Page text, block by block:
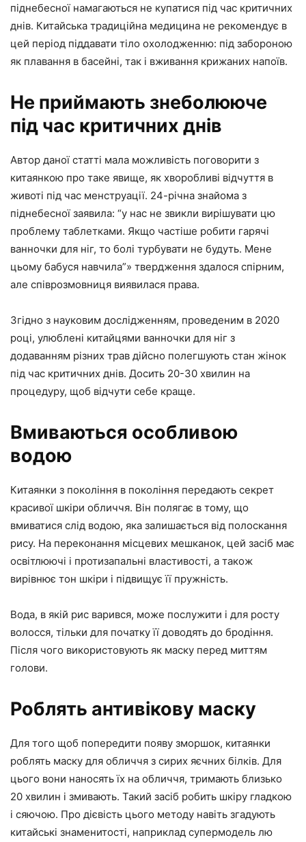
піднебесної намагаються не купатися під час критичних
днів. Китайська традиційна медицина не рекомендує в
цей період піддавати тіло охолодженню: під забороною
як плавання в басейні, так і вживання крижаних напоїв.
Не приймають знеболююче
під час критичних днів
Автор даної статті мала можливість поговорити з
китаянкою про таке явище, як хворобливі відчуття в
животі під час менструації. 24-річна знайома з
піднебесної заявила: “у нас не звикли вирішувати цю
проблему таблетками. Якщо частіше робити гарячі
ванночки для ніг, то болі турбувати не будуть. Мене
цьому бабуся навчила”» твердження здалося спірним,
але співрозмовниця виявилася права.
Згідно з науковим дослідженням, проведеним в 2020
році, улюблені китайцями ванночки для ніг з
додаванням різних трав дійсно полегшують стан жінок
під час критичних днів. Досить 20-30 хвилин на
процедуру, щоб відчути себе краще.
Вмиваються особливою
водою
Китаянки з покоління в покоління передають секрет
красивої шкіри обличчя. Він полягає в тому, що
вмиватися слід водою, яка залишається від полоскання
рису. На переконання місцевих мешканок, цей засіб має
освітлюючі і протизапальні властивості, а також
вирівнює тон шкіри і підвищує її пружність.
Вода, в якій рис варився, може послужити і для росту
волосся, тільки для початку її доводять до бродіння.
Після чого використовують як маску перед миттям
голови.
Роблять антивікову маску
Для того щоб попередити появу зморшок, китаянки
роблять маску для обличчя з сирих яєчних білків. Для
цього вони наносять їх на обличчя, тримають близько
20 хвилин і змивають. Такий засіб робить шкіру гладкою
і сяючою. Про дієвість цього методу навіть згадують
китайські знаменитості, наприклад супермодель лю